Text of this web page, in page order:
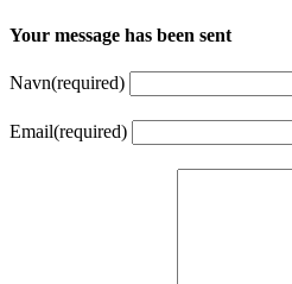
Your message has been sent
Navn(required)
Email(required)